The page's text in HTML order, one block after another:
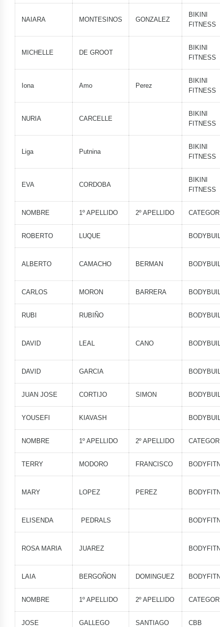
NAIARA MONTESINOS GONZALEZ
BIKINI
FITNESS
MICHELLE DE GROOT
BIKINI
FITNESS
Iona Amo Perez
BIKINI
FITNESS
NURIA CARCELLE
BIKINI
FITNESS
Liga Putnina
BIKINI
FITNESS
EVA CORDOBA
BIKINI
FITNESS
NOMBRE 1º APELLIDO 2º APELLIDO
ROBERTO LUQUE
ALBERTO CAMACHO BERMAN
CARLOS MORON BARRERA
RUBI RUBIÑO
DAVID LEAL CANO
DAVID GARCIA
JUAN JOSE CORTIJO SIMON
YOUSEFI KIAVASH
NOMBRE 1º APELLIDO 2º APELLIDO
TERRY MODORO FRANCISCO
MARY LOPEZ PEREZ
ELISENDA PEDRALS
ROSA MARIA JUAREZ
LAIA BERGOÑON DOMINGUEZ
NOMBRE 1º APELLIDO 2º APELLIDO
JOSE GALLEGO SANTIAGO CBB